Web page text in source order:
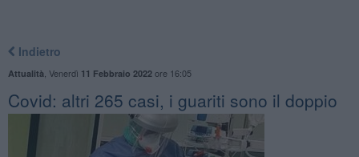
Indietro
Attualità Venerdì 11 Febbraio 2022ore 16:05
Covid: altri 265 casi, i guariti sono il doppio